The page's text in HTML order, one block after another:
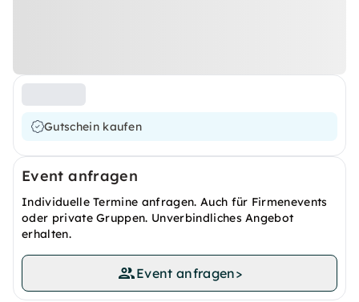
Gutschein kaufen
Event anfragen
Individuelle Termine anfragen. Auch für Firmenevents
oder private Gruppen. Unverbindliches Angebot
erhalten.
Event anfragen>